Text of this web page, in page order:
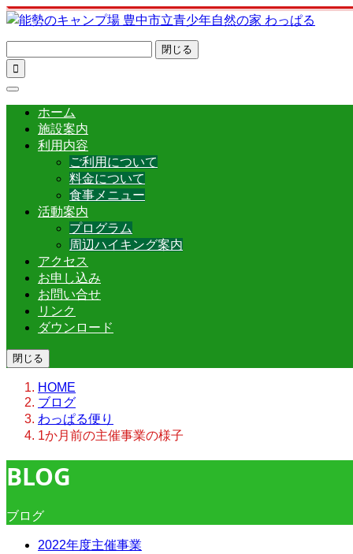
閉じる

ホーム
施設案内
利用内容
ご利用について
料金について
食事メニュー
活動案内
プログラム
周辺ハイキング案内
アクセス
お申し込み
お問い合せ
リンク
ダウンロード
閉じる
HOME
ブログ
わっぱる便り
1か月前の主催事業の様子
BLOG
ブログ
2022年度主催事業